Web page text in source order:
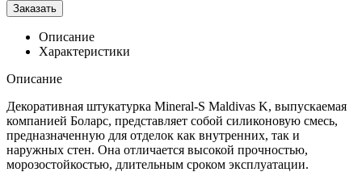
Заказать
Описание
Характеристики
Описание
Декоративная штукатурка Mineral-S Maldivas K, выпускаемая
компанией Боларс, представляет собой силиконовую смесь,
предназначенную для отделок как внутренних, так и
наружных стен. Она отличается высокой прочностью,
морозостойкостью, длительным сроком эксплуатации.